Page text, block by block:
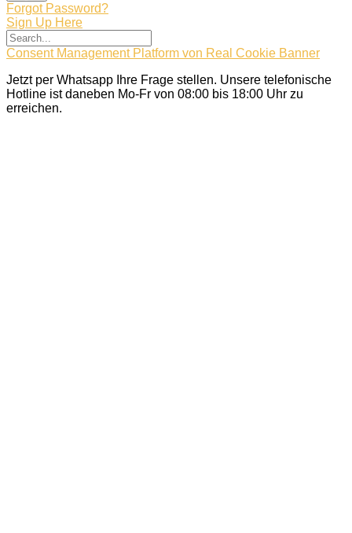
Forgot Password?
Sign Up Here
Consent Management Platform von Real Cookie Banner
Jetzt per Whatsapp Ihre Frage stellen. Unsere telefonische
Hotline ist daneben Mo-Fr von 08:00 bis 18:00 Uhr zu
erreichen.